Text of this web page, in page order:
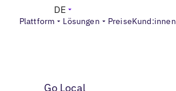
Plattform Lösungen PreiseKund:innen
DE
Go Local